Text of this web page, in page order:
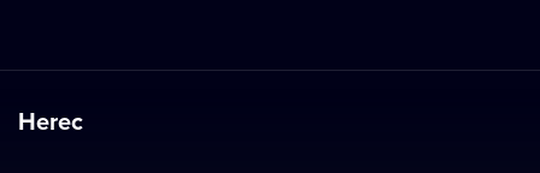
Herec